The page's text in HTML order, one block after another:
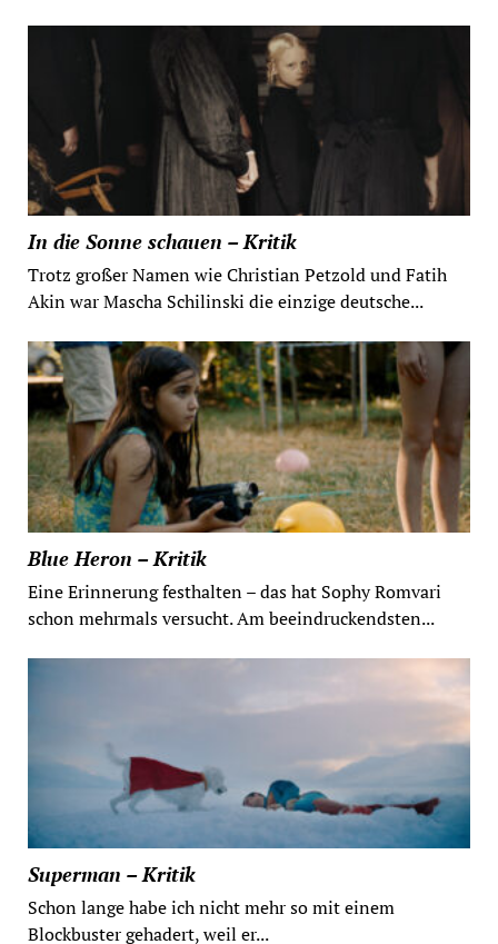
In die Sonne schauen – Kritik
Trotz großer Namen wie Christian Petzold und Fatih
Akin war Mascha Schilinski die einzige deutsche...
Blue Heron – Kritik
Eine Erinnerung festhalten – das hat Sophy Romvari
schon mehrmals versucht. Am beeindruckendsten...
Superman – Kritik
Schon lange habe ich nicht mehr so mit einem
Blockbuster gehadert, weil er...